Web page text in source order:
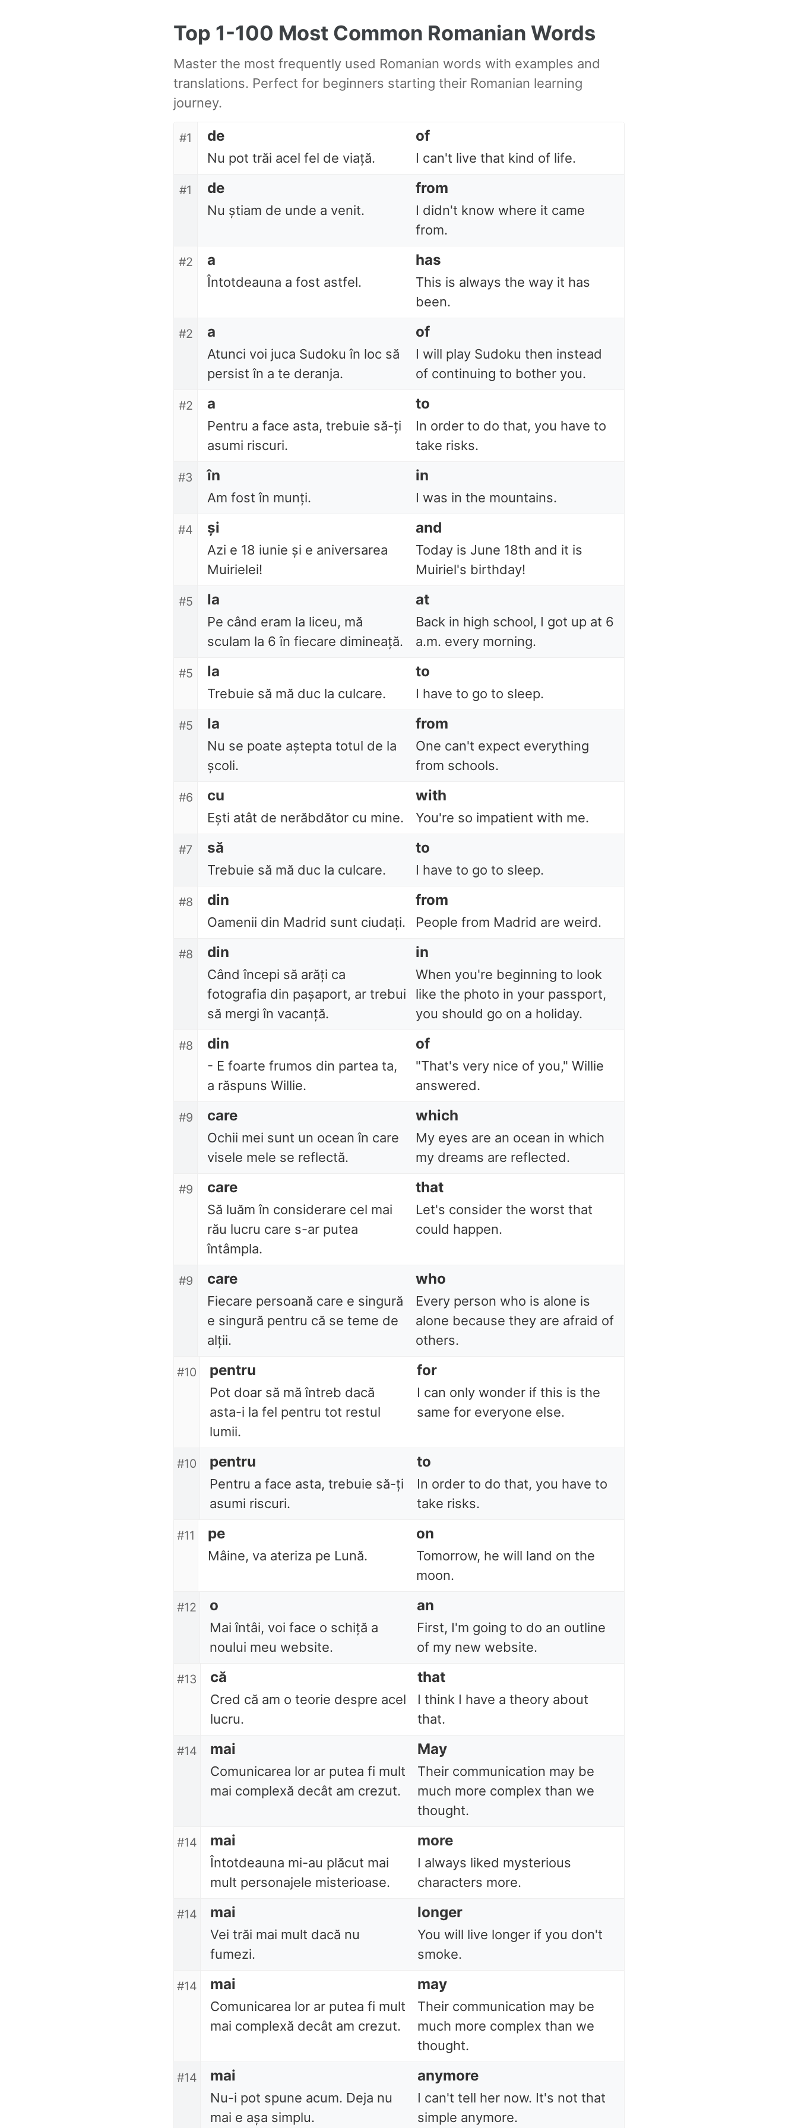
Top 1-100 Most Common Romanian Words
Master the most frequently used Romanian words with examples and
translations. Perfect for beginners starting their Romanian learning
journey.
#1 de of
Nu pot trăi acel fel de viață. I can't live that kind of life.
#1 de from
Nu știam de unde a venit.
I didn't know where it came
from.
#2 a has
Întotdeauna a fost astfel.
This is always the way it has
been.
#2 a of
Atunci voi juca Sudoku în loc să
persist în a te deranja.
I will play Sudoku then instead
of continuing to bother you.
#2 a to
Pentru a face asta, trebuie să-ți
asumi riscuri.
In order to do that, you have to
take risks.
#3 în in
Am fost în munți. I was in the mountains.
#4 și and
Azi e 18 iunie și e aniversarea
Muirielei!
Today is June 18th and it is
Muiriel's birthday!
#5 la at
Pe când eram la liceu, mă
sculam la 6 în fiecare dimineață.
Back in high school, I got up at 6
a.m. every morning.
#5 la to
Trebuie să mă duc la culcare. I have to go to sleep.
#5 la from
Nu se poate aștepta totul de la
școli.
One can't expect everything
from schools.
#6 cu with
Ești atât de nerăbdător cu mine. You're so impatient with me.
#7 să to
Trebuie să mă duc la culcare. I have to go to sleep.
#8 din from
Oamenii din Madrid sunt ciudați. People from Madrid are weird.
#8 din in
Când începi să arăți ca
fotografia din pașaport, ar trebui
să mergi în vacanță.
When you're beginning to look
like the photo in your passport,
you should go on a holiday.
#8 din of
- E foarte frumos din partea ta,
a răspuns Willie.
"That's very nice of you," Willie
answered.
#9 care which
Ochii mei sunt un ocean în care
visele mele se reflectă.
My eyes are an ocean in which
my dreams are reflected.
#9 care that
Să luăm în considerare cel mai
rău lucru care s-ar putea
întâmpla.
Let's consider the worst that
could happen.
#9 care who
Fiecare persoană care e singură
e singură pentru că se teme de
alții.
Every person who is alone is
alone because they are afraid of
others.
#10 pentru for
Pot doar să mă întreb dacă
asta-i la fel pentru tot restul
lumii.
I can only wonder if this is the
same for everyone else.
#10 pentru to
Pentru a face asta, trebuie să-ți
asumi riscuri.
In order to do that, you have to
take risks.
#11 pe on
Mâine, va ateriza pe Lună.
Tomorrow, he will land on the
moon.
#12 o an
Mai întâi, voi face o schiță a
noului meu website.
First, I'm going to do an outline
of my new website.
#13 că that
Cred că am o teorie despre acel
lucru.
I think I have a theory about
that.
#14 mai May
Comunicarea lor ar putea fi mult
mai complexă decât am crezut.
Their communication may be
much more complex than we
thought.
#14 mai more
Întotdeauna mi-au plăcut mai
mult personajele misterioase.
I always liked mysterious
characters more.
#14 mai longer
Vei trăi mai mult dacă nu
fumezi.
You will live longer if you don't
smoke.
#14 mai may
Comunicarea lor ar putea fi mult
mai complexă decât am crezut.
Their communication may be
much more complex than we
thought.
#14 mai anymore
Nu-i pot spune acum. Deja nu
mai e așa simplu.
I can't tell her now. It's not that
simple anymore.